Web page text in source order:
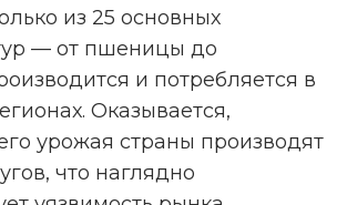
из 25 основных
— от пшеницы до
и потребляется в
Оказывается,
урожая страны производят
что наглядно